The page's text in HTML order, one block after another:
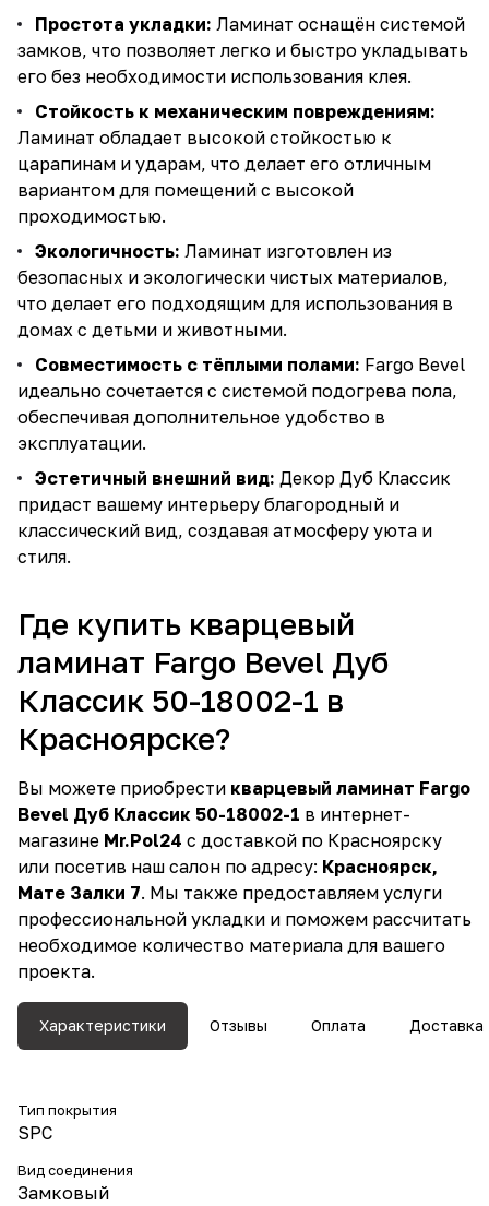
Простота укладки: Ламинат оснащён системой
замков, что позволяет легко и быстро укладывать
его без необходимости использования клея.
Стойкость к механическим повреждениям:
Ламинат обладает высокой стойкостью к
царапинам и ударам, что делает его отличным
вариантом для помещений с высокой
проходимостью.
Экологичность: Ламинат изготовлен из
безопасных и экологически чистых материалов,
что делает его подходящим для использования в
домах с детьми и животными.
Совместимость с тёплыми полами: Fargo Bevel
идеально сочетается с системой подогрева пола,
обеспечивая дополнительное удобство в
эксплуатации.
Эстетичный внешний вид: Декор Дуб Классик
придаст вашему интерьеру благородный и
классический вид, создавая атмосферу уюта и
стиля.
Где купить кварцевый
ламинат Fargo Bevel Дуб
Классик 50-18002-1 в
Красноярске?
Вы можете приобрести кварцевый ламинат Fargo
Bevel Дуб Классик 50-18002-1 в интернет-
магазине Mr.Pol24 с доставкой по Красноярску
или посетив наш салон по адресу: Красноярск,
Мате Залки 7. Мы также предоставляем услуги
профессиональной укладки и поможем рассчитать
необходимое количество материала для вашего
проекта.
Характеристики Отзывы Оплата Доставка
Тип покрытия
SPC
Вид соединения
Замковый